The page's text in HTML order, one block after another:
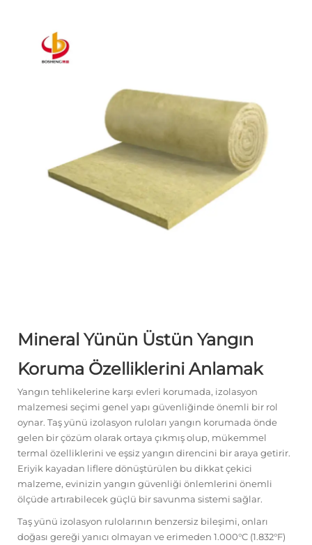
Mineral Yünün Üstün Yangın
Koruma Özelliklerini Anlamak
Yangın tehlikelerine karşı evleri korumada, izolasyon
malzemesi seçimi genel yapı güvenliğinde önemli bir rol
oynar. Taş yünü izolasyon ruloları yangın korumada önde
gelen bir çözüm olarak ortaya çıkmış olup, mükemmel
termal özelliklerini ve eşsiz yangın direncini bir araya getirir.
Eriyik kayadan liflere dönüştürülen bu dikkat çekici
malzeme, evinizin yangın güvenliği önlemlerini önemli
ölçüde artırabilecek güçlü bir savunma sistemi sağlar.
Taş yünü izolasyon rulolarının benzersiz bileşimi, onları
doğası gereği yanıcı olmayan ve erimeden 1.000°C (1.832°F)